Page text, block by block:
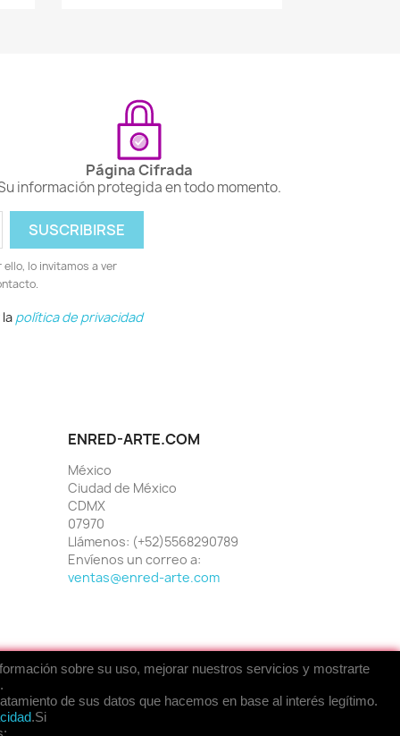
Página Cifrada
información protegida en todo momento.
lo invitamos a ver
política de privacidad
ENRED-ARTE.COM
México
Ciudad de México
CDMX
07970
Llámenos: (+52)5568290789
Envíenos un correo a:
ventas@enred-arte.com
sobre su uso, mejorar nuestros servicios y mostrarte
de sus datos que hacemos en base al interés legítimo.
.Si